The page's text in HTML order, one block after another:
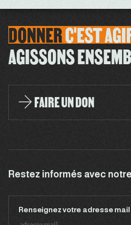
DONNERC'EST
AGISSONS
FAIRE UN DON
Restez informés avec
Renseignez votre adresse mail